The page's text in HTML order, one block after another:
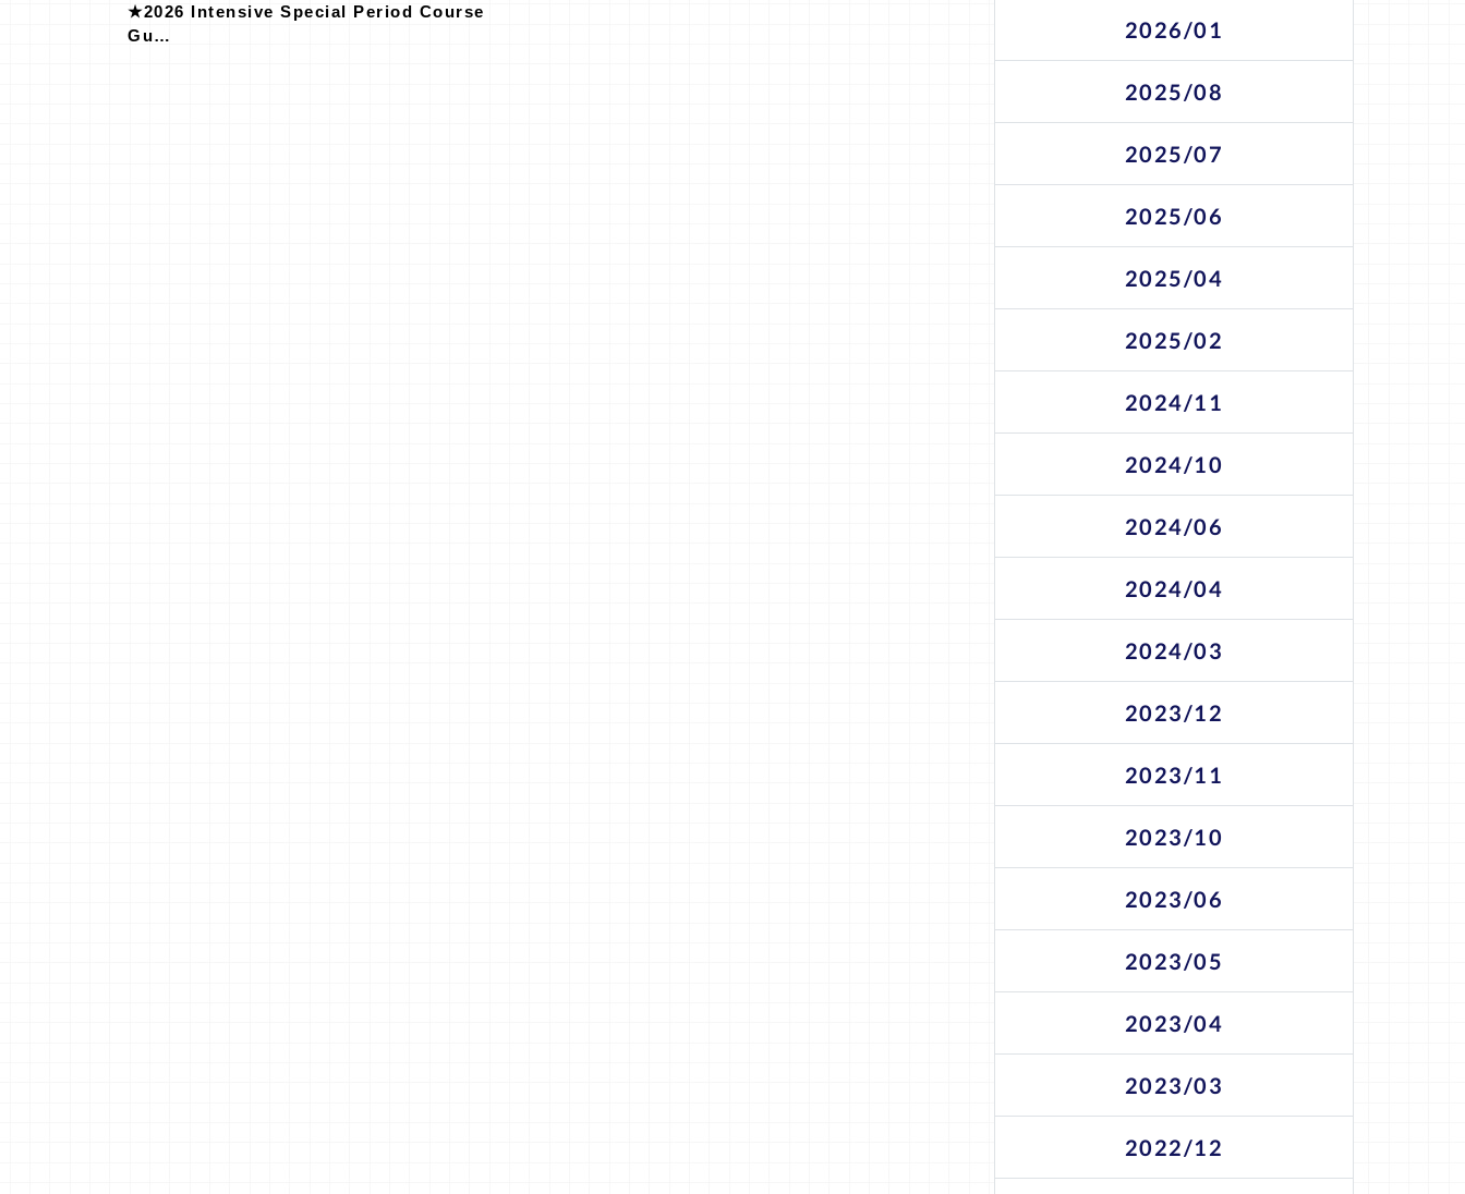
★2026 Intensive Special Period Course
Gu…
2026/01
2025/08
2025/07
2025/06
2025/04
2025/02
2024/11
2024/10
2024/06
2024/04
2024/03
2023/12
2023/11
2023/10
2023/06
2023/05
2023/04
2023/03
2022/12